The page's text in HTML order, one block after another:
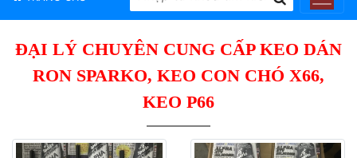
HIỆU
TIN
ĐẠI LÝ CHUYÊN CUNG CẤP KEO DÁN
RON SPARKO, KEO CON CHÓ X66,
KEO P66